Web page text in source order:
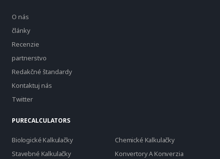
O nás
články
Recenzie
partnerstvo
Redakčné štandardy
Kontaktuj nás
Twitter
PURECALCULATORS
Biologické Kalkulačky
Chemické Kalkulačky
Stavebné Kalkulačky
Konvertory A Konverzia